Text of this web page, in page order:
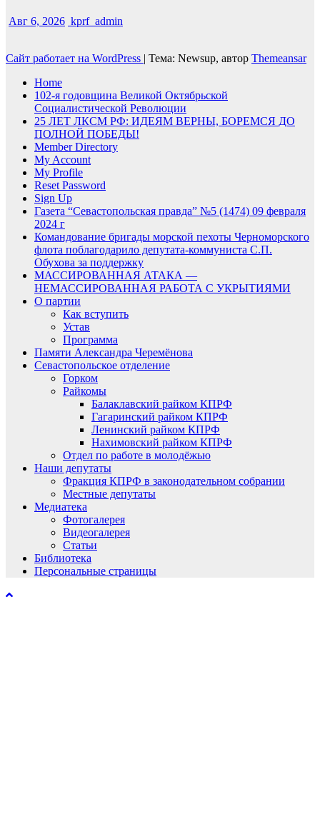
Авг 6, 2026 kprf_admin
Сайт работает на WordPress | Тема: Newsup, автор Themeansar
Home
102-я годовщина Великой Октябрьской
Социалистической Революции
25 ЛЕТ ЛКСМ РФ: ИДЕЯМ ВЕРНЫ, БОРЕМСЯ ДО
ПОЛНОЙ ПОБЕДЫ!
Member Directory
My Account
My Profile
Reset Password
Sign Up
Газета “Севастопольская правда” №5 (1474) 09 февраля
2024 г
Командование бригады морской пехоты Черноморского
флота поблагодарило депутата-коммуниста С.П.
Обухова за поддержку
МАССИРОВАННАЯ АТАКА —
НЕМАССИРОВАННАЯ РАБОТА С УКРЫТИЯМИ
О партии
Как вступить
Устав
Программа
Памяти Александра Черемёнова
Севастопольское отделение
Горком
Райкомы
Балаклавский райком КПРФ
Гагаринский райком КПРФ
Ленинский райком КПРФ
Нахимовский райком КПРФ
Отдел по работе в молодёжью
Наши депутаты
Фракция КПРФ в законодательном собрании
Местные депутаты
Медиатека
Фотогалерея
Видеогалерея
Статьи
Библиотека
Персональные страницы